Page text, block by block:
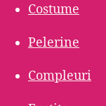
Costume
Pelerine
Compleuri